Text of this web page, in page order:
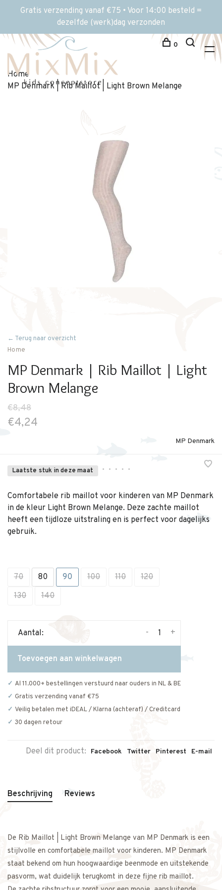
Gratis verzending vanaf €75 • Voor 14:00 besteld =
dezelfde (werk)dag verzonden
0
Home
MP Denmark | Rib Maillot | Light Brown Melange
← Terug naar overzicht
Home
MP Denmark | Rib Maillot | Light
Brown Melange
€8,48
€4,24
MP Denmark
Laatste stuk in deze maat • • • • •
Comfortabele rib maillot voor kinderen van MP Denmark
in de kleur Light Brown Melange. Deze zachte maillot
heeft een tijdloze uitstraling en is perfect voor dagelijks
gebruik.
70 80 90 100 110
120
130
140
Aantal: +
-
Toevoegen aan winkelwagen
Al 11.000+ bestellingen verstuurd naar ouders in NL & BE
Gratis verzending vanaf €75
Veilig betalen met iDEAL / Klarna (achteraf) / Creditcard
30 dagen retour
Deel dit product: Facebook Twitter Pinterest E-mail
Beschrijving Reviews
De Rib Maillot | Light Brown Melange van MP Denmark is een
stijlvolle en comfortabele maillot voor kinderen. MP Denmark
staat bekend om hun hoogwaardige beenmode en uitstekende
pasvorm, wat duidelijk terugkomt in deze fijne rib maillot.